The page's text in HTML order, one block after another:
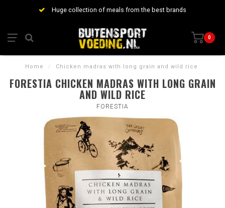
Huge collection of meals from the best brands
0
Home / Chicken madras with long grain and wild rice
FORESTIA CHICKEN MADRAS WITH LONG GRAIN
AND WILD RICE
FORESTIA